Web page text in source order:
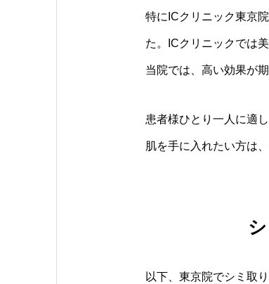
特にICクリニック東京
た。ICクリニックでは
当院では、高い効果が
患者様ひとり一人に適
肌を手に入れたい方は
以下、東京院でシミ取